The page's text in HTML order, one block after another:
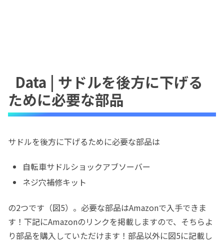
Data | サドルを後方に下げる
ために必要な部品
サドルを後方に下げるために必要な部品は
自転車サドルショックアブソーバー
ネジ穴補修キット
の2つです（図5）。必要な部品はAmazonで入手できま
す！下記にAmazonのリンクを掲載しますので、そちらよ
り部品を購入していただけます！部品以外に図5に記載し